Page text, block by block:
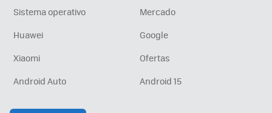
Sistema operativo
Mercado
Huawei
Google
Xiaomi
Ofertas
Android Auto
Android 15